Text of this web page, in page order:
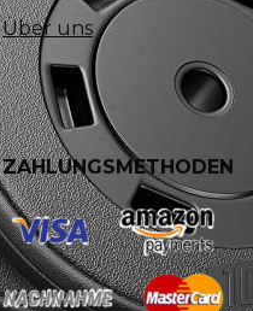
Über uns
ZAHLUNGSMETHODEN